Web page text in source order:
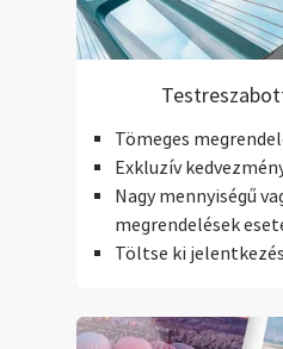
Tömeges
Exkluzív
Nagy mennyiségű
megrendelések
Töltse ki